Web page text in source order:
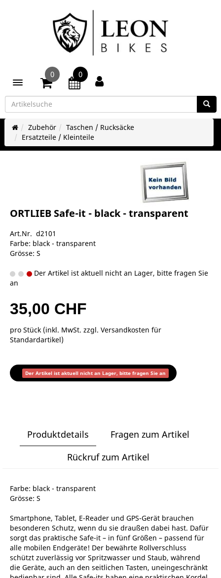
Toggle navigation
0 0
Zubehör
Taschen / Rucksäcke
Ersatzteile / Kleinteile
ORTLIEB Safe-it - black - transparent
Art.Nr. d2101
Farbe: black - transparent
Grösse: S
Der Artikel ist aktuell nicht an Lager, bitte fragen Sie
an
35,00 CHF
pro Stück (inkl. MwSt. zzgl. Versandkosten für
Standardartikel)
Der Artikel ist aktuell nicht an Lager, bitte fragen Sie an
Produktdetails
Fragen zum Artikel
Rückruf zum Artikel
Farbe: black - transparent
Grösse: S
Smartphone, Tablet, E-Reader und GPS-Gerät brauchen
besonderen Schutz, wenn du sie draußen dabei hast. Dafür
sorgt das praktische Safe-it – in fünf Größen – passend für
alle mobilen Endgeräte! Der bewährte Rollverschluss
schützt zuverlässig vor Spritzwasser und Staub, während
die Geräte, auch an den seitlichen Tasten, uneingeschränkt